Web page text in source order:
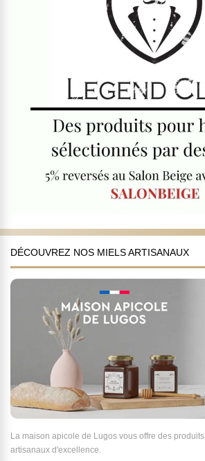
DÉCOUVREZ NOS MIELS ARTISANAUX
La maison apicole de Lugos vous offre des produits
artisanaux d'excellence.